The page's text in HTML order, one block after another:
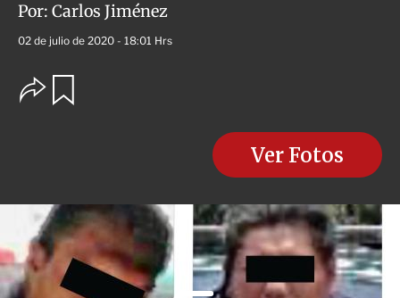
Por: Carlos Jiménez
02 de julio de 2020 - 18:01 Hrs
O
p
s
d
e
c
o
m
Ver Fotos